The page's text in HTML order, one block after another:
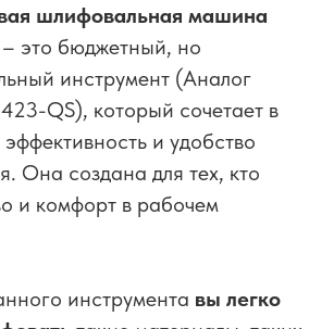
шлифовальная машина
– это бюджетный, но
инструмент (Аналог
QS), который сочетает в
и удобство
Она создана для тех, кто
и комфорт в рабочем
инструмента вы легко